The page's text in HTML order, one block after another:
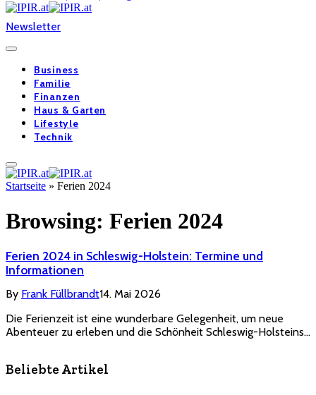
Newsletter
Business
Familie
Finanzen
Haus & Garten
Lifestyle
Technik
Startseite » Ferien 2024
Browsing: Ferien 2024
Ferien 2024 in Schleswig-Holstein: Termine und
Informationen
By Frank Füllbrandt14. Mai 2026
Die Ferienzeit ist eine wunderbare Gelegenheit, um neue
Abenteuer zu erleben und die Schönheit Schleswig-Holsteins…
Beliebte Artikel